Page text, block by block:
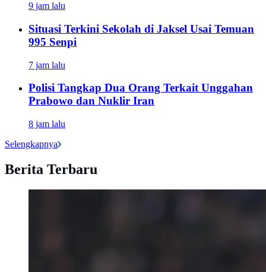
9 jam lalu
Situasi Terkini Sekolah di Jaksel Usai Temuan
995 Senpi
7 jam lalu
Polisi Tangkap Dua Orang Terkait Unggahan
Prabowo dan Nuklir Iran
8 jam lalu
Selengkapnya
Berita Terbaru